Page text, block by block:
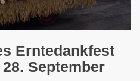
Erntedankfest
September